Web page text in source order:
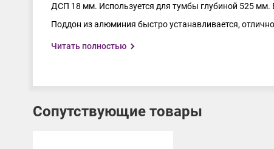
ДСП 18 мм. Используется для тумбы глубиной 525 мм.
Поддон из алюминия быстро устанавливается,
Читать полностью
Сопутствующие товары